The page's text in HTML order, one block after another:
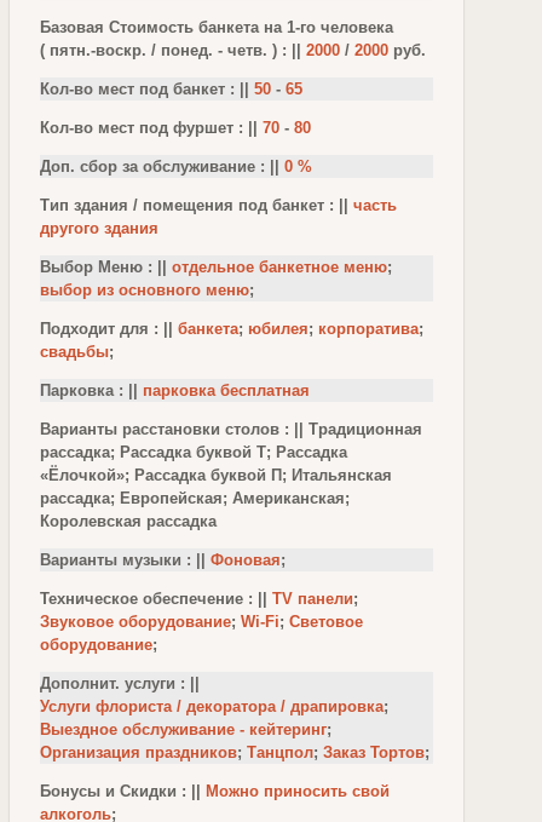
Базовая Стоимость банкета на 1-го человека
( пятн.-воскр. / понед. - четв. ) : || 2000 / 2000 руб.
Кол-во мест под банкет : || 50 - 65
Кол-во мест под фуршет : || 70 - 80
Доп. сбор за обслуживание : || 0 %
Тип здания / помещения под банкет : || часть
другого здания
Выбор Меню : || отдельное банкетное меню;
выбор из основного меню;
Подходит для : || банкета; юбилея; корпоратива;
свадьбы;
Парковка : || парковка бесплатная
Варианты расстановки столов : || Традиционная
рассадка; Рассадка буквой Т; Рассадка
«Ёлочкой»; Рассадка буквой П; Итальянская
рассадка; Европейская; Американская;
Королевская рассадка
Варианты музыки : || Фоновая;
Техническое обеспечение : || TV панели;
Звуковое оборудование; Wi-Fi; Световое
оборудование;
Дополнит. услуги : ||
Услуги флориста / декоратора / драпировка;
Выездное обслуживание - кейтеринг;
Организация праздников; Танцпол; Заказ Тортов;
Бонусы и Скидки : ||
Можно приносить свой
алкоголь;